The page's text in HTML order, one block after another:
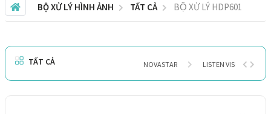
BỘ XỬ LÝ HÌNH ẢNH TẤT CẢ BỘ XỬ LÝ HDP601
TẤT CẢ NOVASTAR LISTEN VISION